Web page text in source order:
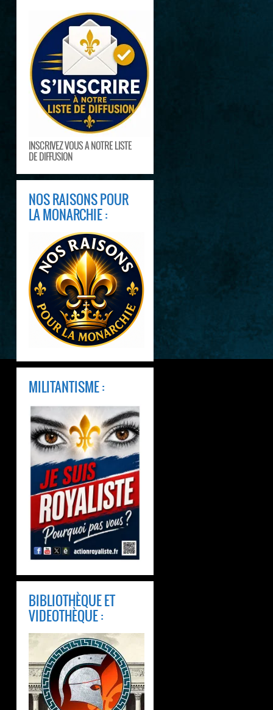
INSCRIVEZ VOUS A NOTRE LISTE
DE DIFFUSION
NOS RAISONS POUR
LA MONARCHIE :
MILITANTISME :
BIBLIOTHÈQUE ET
VIDEOTHÈQUE :